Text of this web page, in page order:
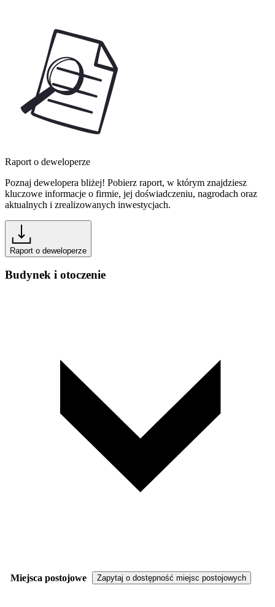
Raport o deweloperze
Poznaj dewelopera bliżej! Pobierz raport, w którym znajdziesz
kluczowe informacje o firmie, jej doświadczeniu, nagrodach oraz
aktualnych i zrealizowanych inwestycjach.
Raport o deweloperze
Budynek i otoczenie
Miejsca postojowe Zapytaj o dostępność miejsc postojowych